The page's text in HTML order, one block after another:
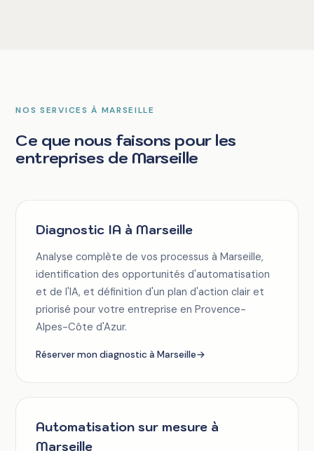
NOS SERVICES À MARSEILLE
Ce que nous faisons pour les
entreprises de Marseille
Diagnostic IA à Marseille
Analyse complète de vos processus à Marseille,
identification des opportunités d'automatisation
et de l'IA, et définition d'un plan d'action clair et
priorisé pour votre entreprise en Provence-
Alpes-Côte d'Azur.
Réserver mon diagnostic à Marseille→
Automatisation sur mesure à
Marseille